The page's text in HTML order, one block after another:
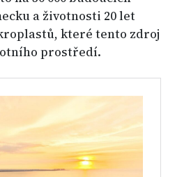
a životnosti 20 let
které tento zdroj
prostředí.